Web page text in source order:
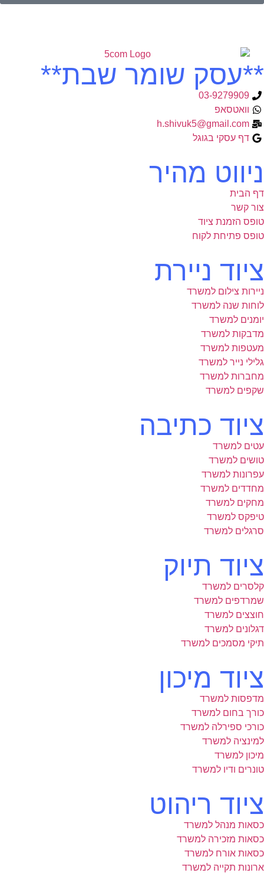
**עסק שומר שבת**
03-9279909
וואטסאפ
h.shivuk5@gmail.com
דף עסקי בגוגל
ניווט מהיר
דף הבית
צור קשר
טופס הזמנת ציוד
טופס פתיחת לקוח
ציוד ניירת
ניירות צילום למשרד
לוחות שנה למשרד
יומנים למשרד
מדבקות למשרד
מעטפות למשרד
גלילי נייר למשרד
מחברות למשרד
שקפים למשרד
ציוד כתיבה
עטים למשרד
טושים למשרד
עפרונות למשרד
מחדדים למשרד
מחקים למשרד
טיפקס למשרד
סרגלים למשרד
ציוד תיוק
קלסרים למשרד
שמרדפים למשרד
חוצצים למשרד
דגלונים למשרד
תיקי מסמכים למשרד
ציוד מיכון
מדפסות למשרד
כורך בחום למשרד
כורכי ספירלה למשרד
למינציה למשרד
מיכון למשרד
טונרים ודיו למשרד
ציוד ריהוט
כסאות מנהל למשרד
כסאות מזכירה למשרד
כסאות אורח למשרד
ארונות תקייה למשרד